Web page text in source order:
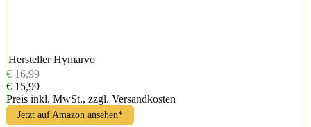
Hersteller Hymarvo
€ 16,99
€ 15,99
Preis inkl. MwSt., zzgl. Versandkosten
Jetzt auf Amazon ansehen*